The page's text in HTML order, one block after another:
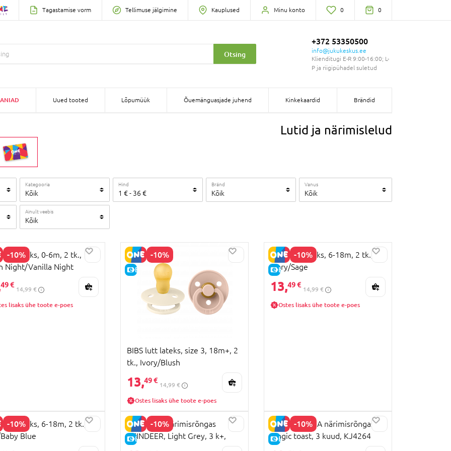
Tagastamise vorm Tellimuse jälgimine Kauplused Minu konto 0 0
Otsing
+372 53350500
info@jukukeskus.ee
Klienditugi E-R 9:00-16:00; L-
P ja riigipühadel suletud
Uued tooted Lõpumüük Õuemänguasjade juhend Kinkekaardid Brändid
Lutid ja närimislelud
Kategooria
Kõik
Hind
1 €- 36 €
Bränd
Kõik
Vanus
Kõik
Ainult veebis
Kõik
-10%
lutt lateks, 0-6m, 2 tk.,
Night/Vanilla Night
49 €
14,99 €
lisaks ühe toote e-poes
-10%
E-HIND
BIBS lutt lateks, size 3, 18m+, 2
tk., Ivory/Blush
13,49 €
14,99 €
Ostes lisaks ühe toote e-poes
-10%
E-HIND
BIBS lutt lateks, 6-18m, 2 tk.,
Ivory/Sage
13,49 €
14,99 €
Ostes lisaks ühe toote e-poes
-10%
lutt lateks, 6-18m, 2 tk.,
Blue
-10%
E-HIND
SMILY MIA närimisrõngas
REINDEER, Light Grey, 3 k+,
M12032-3
-10%
E-HIND
EDISONMAMA närimisrõngas
Magic toast, 3 kuud, KJ4264